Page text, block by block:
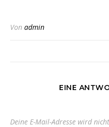
Von admin
EINE
Deine E-Mail-Adresse wird